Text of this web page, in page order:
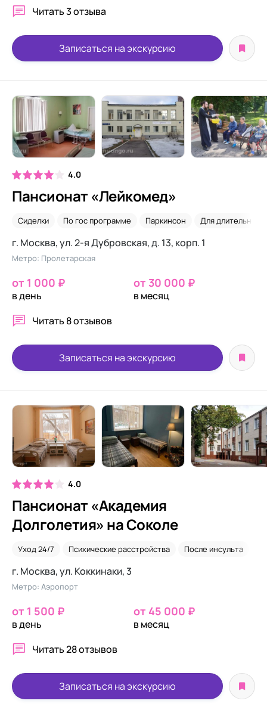
Читать3 отзыва
Записаться на экскурсию
4.0
Пансионат «Лейкомед»
Сиделки По гос программе Паркинсон Для
г. Москва, ул. 2-я Дубровская, д. 13, корп. 1
Метро: Пролетарская
от 1 000 ₽
в день
от 30 000 ₽
в месяц
Читать 8 отзывов
Записаться на экскурсию
4.0
Пансионат «Академия
Долголетия» на Соколе
Уход 24/7 Психические расстройства После инсульта
г. Москва, ул. Коккинаки, 3
Метро: Аэропорт
от 1 500 ₽
в день
от 45 000 ₽
в месяц
Читать28 отзывов
Записаться на экскурсию